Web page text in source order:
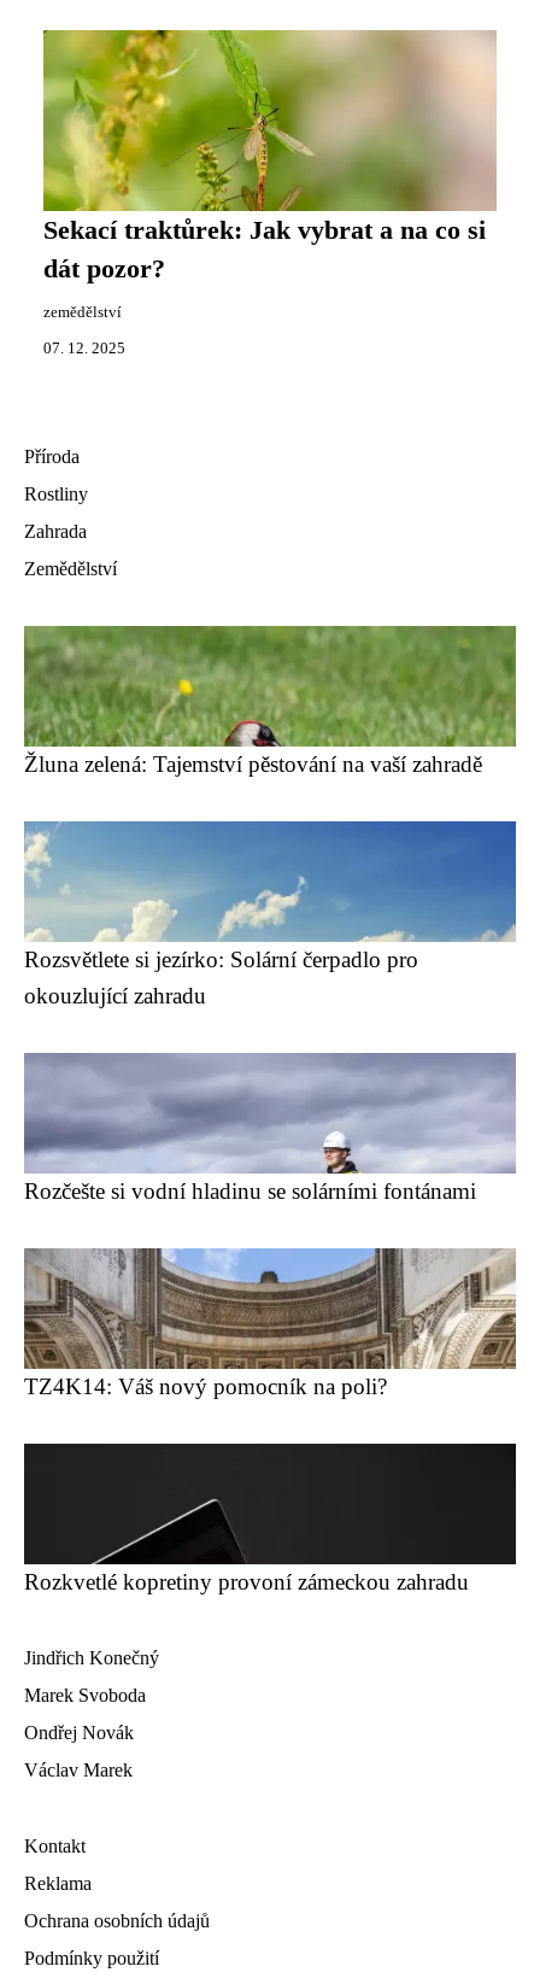
Sekací traktůrek: Jak vybrat a na co si
dát pozor?
zemědělství
07. 12. 2025
Příroda
Rostliny
Zahrada
Zemědělství
Žluna zelená: Tajemství pěstování na vaší zahradě
Rozsvětlete si jezírko: Solární čerpadlo pro
okouzlující zahradu
Rozčešte si vodní hladinu se solárními fontánami
TZ4K14: Váš nový pomocník na poli?
Rozkvetlé kopretiny provoní zámeckou zahradu
Jindřich Konečný
Marek Svoboda
Ondřej Novák
Václav Marek
Kontakt
Reklama
Ochrana osobních údajů
Podmínky použití